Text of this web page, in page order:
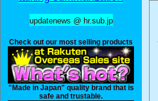
updatenews @ hr.sub.jp
Check out our most selling products
"Made in Japan" quality brand that is
safe and trustable.